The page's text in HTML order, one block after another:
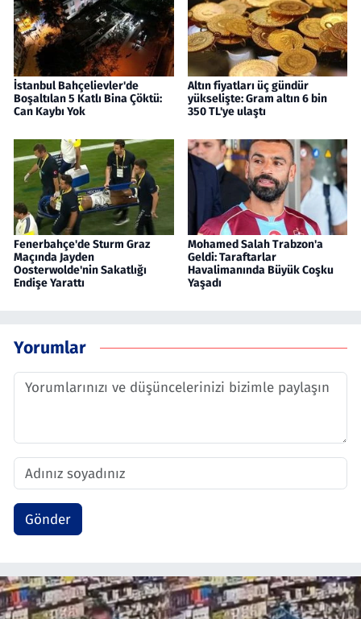
İstanbul Bahçelievler'de
Boşaltılan 5 Katlı Bina Çöktü:
Can Kaybı Yok
Altın fiyatları üç gündür
yükselişte: Gram altın 6 bin
350 TL'ye ulaştı
Fenerbahçe'de Sturm Graz
Maçında Jayden
Oosterwolde'nin Sakatlığı
Endişe Yarattı
Mohamed Salah Trabzon'a
Geldi: Taraftarlar
Havalimanında Büyük Coşku
Yaşadı
Yorumlar
Gönder